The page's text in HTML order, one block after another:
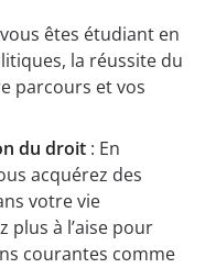
vous êtes étudiant en
la réussite du
parcours et vos
du droit : En
acquérez des
votre vie
plus à l’aise pour
courantes comme